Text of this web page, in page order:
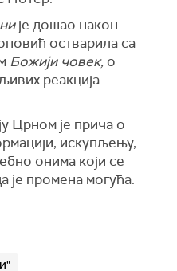
је дошао након
остварила са
Божији човек, о
реакција
Црном је прича о
искупљењу,
онима који се
је промена могућа.